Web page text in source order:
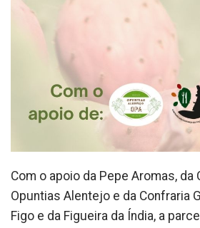
Com o apoio da Pepe Aromas, da
Opuntias Alentejo e da Confraria
Figo e da Figueira da Índia, a